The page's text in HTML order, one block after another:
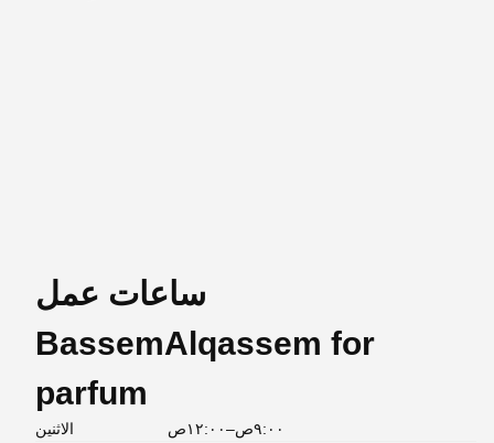
ساعات عمل
BassemAlqassem for
parfum
الاثنين
٩:٠٠ص–١٢:٠٠ص